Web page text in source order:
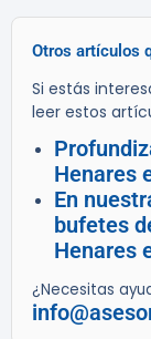
Otros artículos
Si estás
leer estos
Henares
En
bufetes
Henares
¿Necesitas